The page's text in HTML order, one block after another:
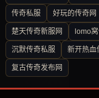
传奇私服 好玩的传奇网
楚天传奇新服网 lomo
沉默传奇私服 新开热血
复古传奇发布网